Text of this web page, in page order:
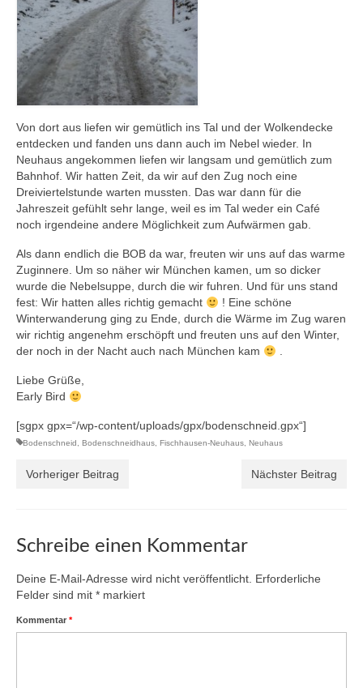
Von dort aus liefen wir gemütlich ins Tal und der Wolkendecke
entdecken und fanden uns dann auch im Nebel wieder. In
Neuhaus angekommen liefen wir langsam und gemütlich zum
Bahnhof. Wir hatten Zeit, da wir auf den Zug noch eine
Dreiviertelstunde warten mussten. Das war dann für die
Jahreszeit gefühlt sehr lange, weil es im Tal weder ein Café
noch irgendeine andere Möglichkeit zum Aufwärmen gab.
Als dann endlich die BOB da war, freuten wir uns auf das warme
Zuginnere. Um so näher wir München kamen, um so dicker
wurde die Nebelsuppe, durch die wir fuhren. Und für uns stand
fest: Wir hatten alles richtig gemacht
! Eine schöne
Winterwanderung ging zu Ende, durch die Wärme im Zug waren
wir richtig angenehm erschöpft und freuten uns auf den Winter,
der noch in der Nacht auch nach München kam
.
Liebe Grüße,
Early Bird
[sgpx gpx=“/wp-content/uploads/gpx/bodenschneid.gpx“]
Bodenschneid, Bodenschneidhaus, Fischhausen-Neuhaus, Neuhaus
Vorheriger Beitrag Nächster Beitrag
Schreibe einen Kommentar
Deine E-Mail-Adresse wird nicht veröffentlicht. Erforderliche
Felder sind mit * markiert
Kommentar *